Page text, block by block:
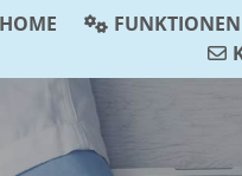
FUNKTIONEN